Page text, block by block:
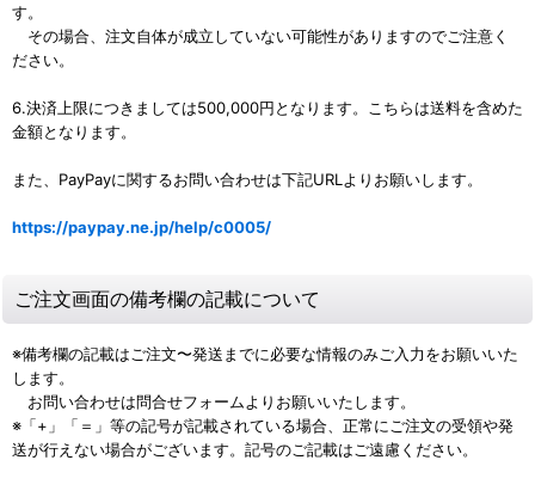
す。
その場合、注文自体が成立していない可能性がありますのでご注意く
ださい。
6.決済上限につきましては500,000円となります。こちらは送料を含めた
金額となります。
また、PayPayに関するお問い合わせは下記URLよりお願いします。
https://paypay.ne.jp/help/c0005/
ご注文画面の備考欄の記載について
※備考欄の記載はご注文〜発送までに必要な情報のみご入力をお願いいた
します。
お問い合わせは問合せフォームよりお願いいたします。
※「+」「＝」等の記号が記載されている場合、正常にご注文の受領や発
送が行えない場合がございます。記号のご記載はご遠慮ください。